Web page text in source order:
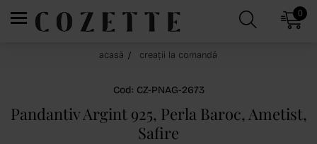
0
acasă creații la comandă
Cod: CZ-PNAG-2673
Pandantiv Argint 925, Perla Baroc, Ametist,
Safire